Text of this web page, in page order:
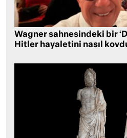
Wagner sahnesindeki bir
Hitler hayaletini nasıl